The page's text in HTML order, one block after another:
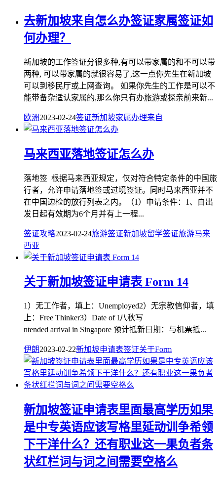
去新加坡来自怎么办签证家属签证如
何办理？
新加坡的工作签证分很多种,有可以带家属的和不可以带
两种, 可以带家属的就很容易了,这一点你先生在新加坡
可以到移民厅或上网查询。 如果你先生的工作是可以不
能带备杂适认家属的,那么你只有办旅游或探亲前来新...
欧洲2023-02-24签证新加坡家属办理来自
马来西亚落地签证怎么办
落地签 根据马来西亚规定，仅对符合特定条件的中国旅
行者，允许申请落地签或过境签证。同时马来西亚并不
在中国边检的放行列表之内。（1）申请条件：1、自出
发日起有效期为6个月并有上一程...
签证攻略2023-02-24旅游签证新加坡留学签证旅游马来
西亚
关于新加坡签证申请表 Form 14
1）无工作者，填上：Unemployed2）无宗教信仰者，填
上：Free Thinker3）Date of I八秋写
ntended arrival in Singapore 预计抵新日期：与机票抵...
伊朗2023-02-22新加坡申请表签证关于Form
新加坡签证申请表里面最高学历如果
是中专英语应该写格里延动训争希领
下干洋什么？还有职业这一果负者条
状红栏词与词之间需要空格么